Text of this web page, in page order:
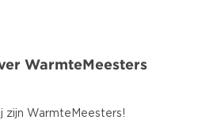
WarmteMeesters
zijn WarmteMeesters!